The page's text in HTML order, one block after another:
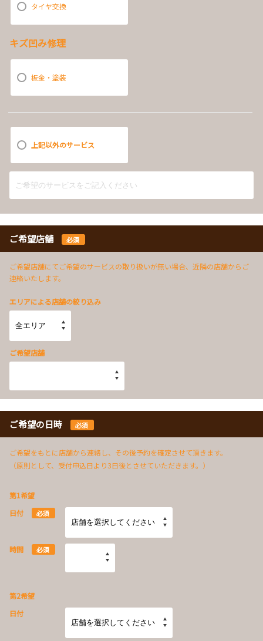
タイヤ交換
キズ凹み修理
板金・塗装
上記以外のサービス
ご希望店舗 必須
ご希望店舗にてご希望のサービスの取り扱いが無い場合、近隣の店舗からご
連絡いたします。
エリアによる店舗の絞り込み
ご希望店舗
ご希望の日時 必須
ご希望をもとに店舗から連絡し、その後予約を確定させて頂きます。
（原則として、受付申込日より3日後とさせていただきます。）
第1希望
日付
必須
時間 必須
第2希望
日付